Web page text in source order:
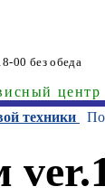
00 без обеда
центр
техники